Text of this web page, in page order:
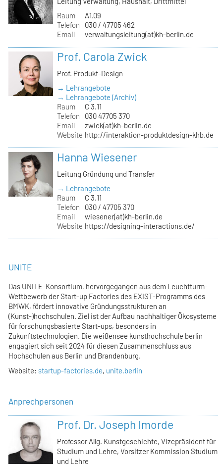
Raum
A1.09
Telefon
030 / 47705 462
Email
verwaltungsleitung(at)kh-berlin.de
Prof. Carola Zwick
Prof. Produkt-Design
→ Lehrangebote
→ Lehrangebote (Archiv)
Raum
C 3.11
Telefon
030 47705 370
Email
zwick(at)kh-berlin.de
Website http://interaktion-produktdesign-khb.de
Hanna Wiesener
Leitung Gründung und Transfer
→ Lehrangebote
Raum
C 3.11
Telefon
030 / 47705 370
Email
wiesener(at)kh-berlin.de
Website https://designing-interactions.de/
UNITE
Das UNITE-Konsortium, hervorgegangen aus dem Leuchtturm-
Wettbewerb der Start-up Factories des EXIST-Programms des
BMWK, fördert innovative Gründungsstrukturen an
(Kunst-)hochschulen. Ziel ist der Aufbau nachhaltiger Ökosysteme
für forschungsbasierte Start-ups, besonders in
Zukunftstechnologien. Die weißensee kunsthochschule berlin
engagiert sich seit 2024 für diesen Zusammenschluss aus
Hochschulen aus Berlin und Brandenburg.
Website: startup-factories.de, unite.berlin
Anprechpersonen
Prof. Dr. Joseph Imorde
Professor Allg. Kunstgeschichte, Vizepräsident für
Studium und Lehre, Vorsitzer Kommission Studium
und Lehre